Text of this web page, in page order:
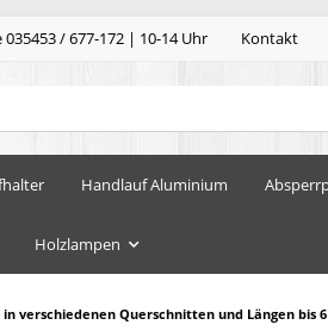
/ 677-172 | 10-14 Uhr Kontakt
Handlauf Aluminium
Holzlampen
verschiedenen Querschnitten und Längen bis